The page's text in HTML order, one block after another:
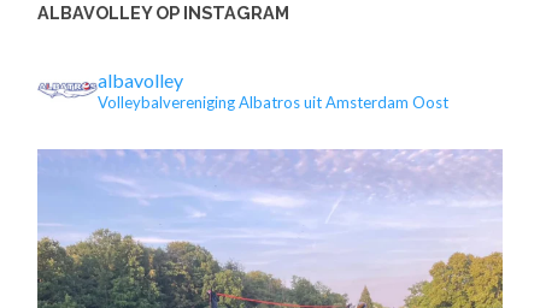
ALBAVOLLEY OP INSTAGRAM
albavolley
Volleybalvereniging Albatros uit Amsterdam Oost